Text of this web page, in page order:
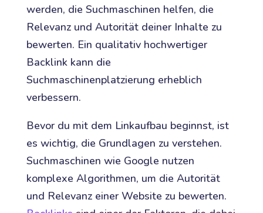
werden, die Suchmaschinen helfen, die
Relevanz und Autorität deiner Inhalte zu
bewerten. Ein qualitativ hochwertiger
Backlink kann die
Suchmaschinenplatzierung erheblich
verbessern.
Bevor du mit dem Linkaufbau beginnst, ist
es wichtig, die Grundlagen zu verstehen.
Suchmaschinen wie Google nutzen
komplexe Algorithmen, um die Autorität
und Relevanz einer Website zu bewerten.